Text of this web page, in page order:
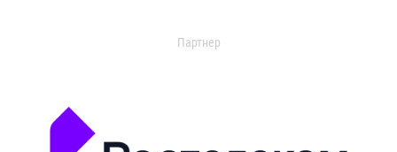
Партнер